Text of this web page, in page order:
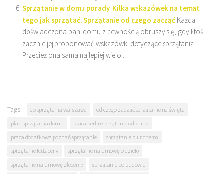
Sprzątanie w domu porady. Kilka wskazówek na temat
tego jak sprzątać. Sprzątanie od czego zacząć Każda
doświadczona pani domu z pewnością obruszy się, gdy ktoś
zacznie jej proponować wskazówki dotyczące sprzątania.
Przecież ona sama najlepiej wie o...
Tags: do sprzątania warszawa
od czego zacząć sprzątanie na święta
plan sprzątania domu
praca berlin sprzątanie od zaraz
praca dodatkowa poznań sprzątanie
sprzątanie biur chełm
sprzątanie łódź ceny
sprzątanie na umowę o dzieło
sprzątanie na umowę zlecenie
sprzątanie po budowie